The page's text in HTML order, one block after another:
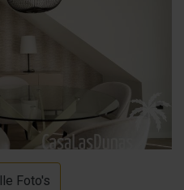
Foto's